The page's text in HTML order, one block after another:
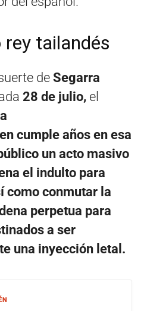
tailandés
de Segarra
28 de julio, el
cumple años en esa
un acto masivo
el indulto para
como conmutar la
perpetua para
a ser
una inyección letal.